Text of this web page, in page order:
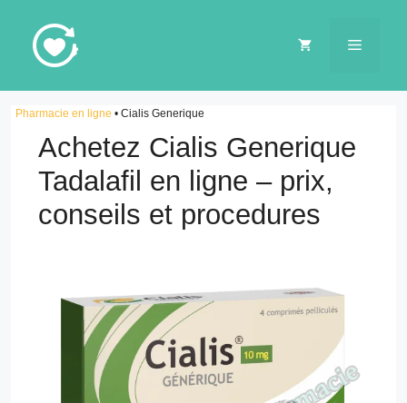
contenu
MENU
Pharmacie en ligne • Cialis Generique
Achetez Cialis Generique
Tadalafil en ligne – prix,
conseils et procedures